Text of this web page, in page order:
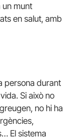
un munt
en salut, amb
persona durant
Si això no
no hi ha
El sistema